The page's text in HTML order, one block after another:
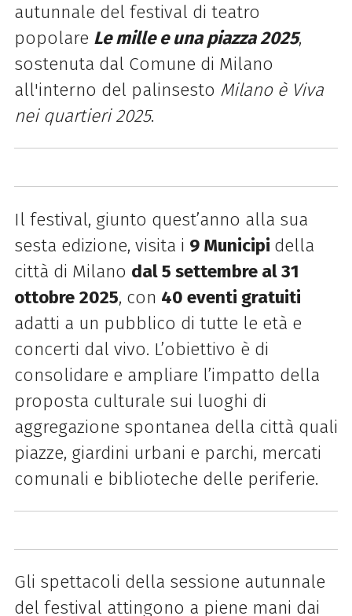
autunnale del festival di teatro
popolare Le mille e una piazza 2025,
sostenuta dal Comune di Milano
all'interno del palinsesto Milano è Viva
nei quartieri 2025.
Il festival, giunto quest’anno alla sua
sesta edizione, visita i 9 Municipi della
città di Milano dal 5 settembre al 31
ottobre 2025, con 40 eventi gratuiti
adatti a un pubblico di tutte le età e
concerti dal vivo. L’obiettivo è di
consolidare e ampliare l’impatto della
proposta culturale sui luoghi di
aggregazione spontanea della città quali
piazze, giardini urbani e parchi, mercati
comunali e biblioteche delle periferie.
Gli spettacoli della sessione autunnale
del festival attingono a piene mani dai